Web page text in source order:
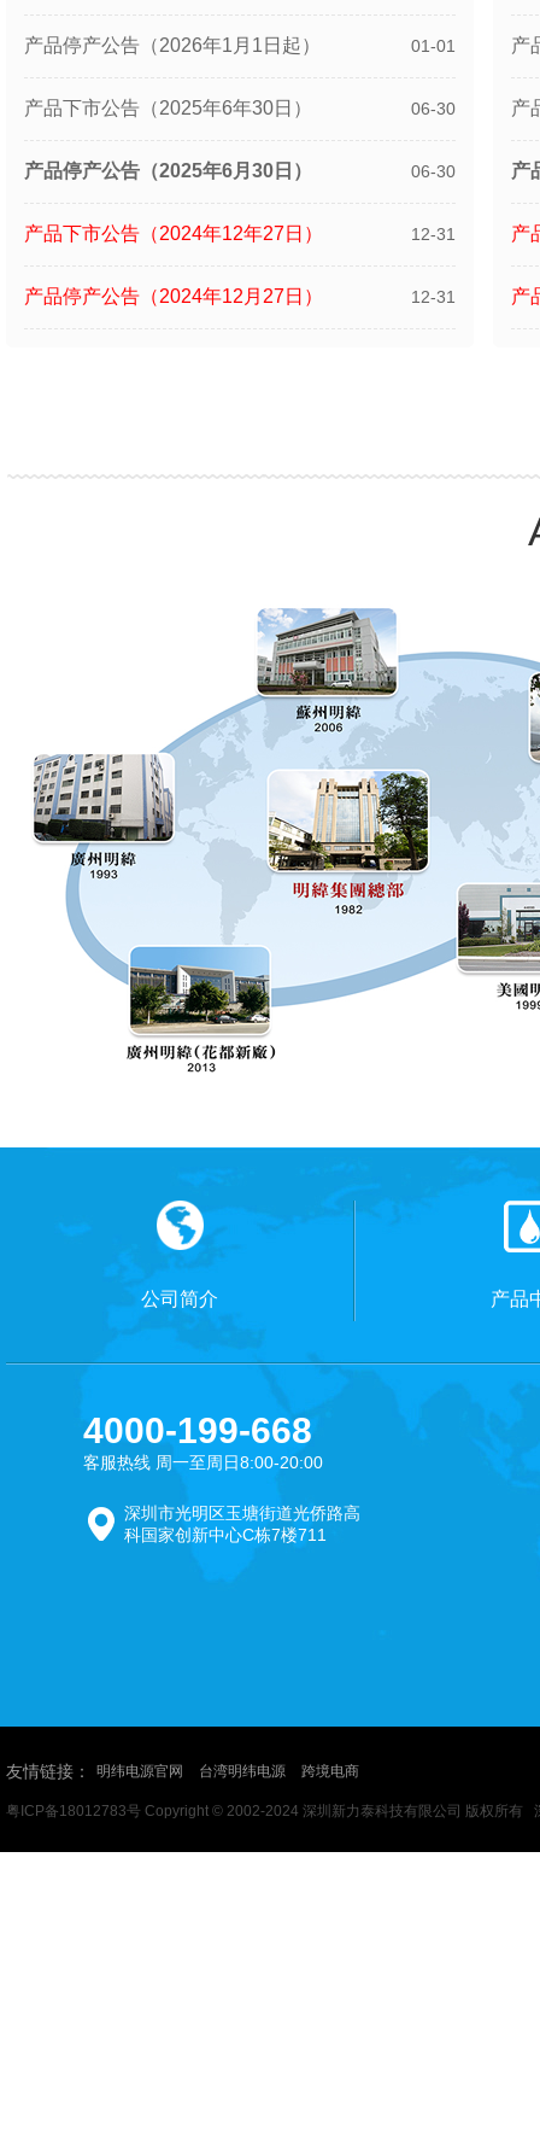
01-01
产品停产公告（2026年1月1日起）
06-30
产品下市公告（2025年6年30日）
06-30
产品停产公告（2025年6月30日）
12-31
产品下市公告（2024年12年27日）
12-31
产品停产公告（2024年12月27日）
产
产
产
产
产
公司简介 产品
4000-199-668
客服热线 周一至周日8:00-20:00
深圳市光明区玉塘街道光侨路高
科国家创新中心C栋7楼711
友情链接： 明纬电源官网 台湾明纬电源 跨境电商
粤ICP备18012783号 Copyright © 2002-2024 深圳新力泰科技有限公司 版权所有